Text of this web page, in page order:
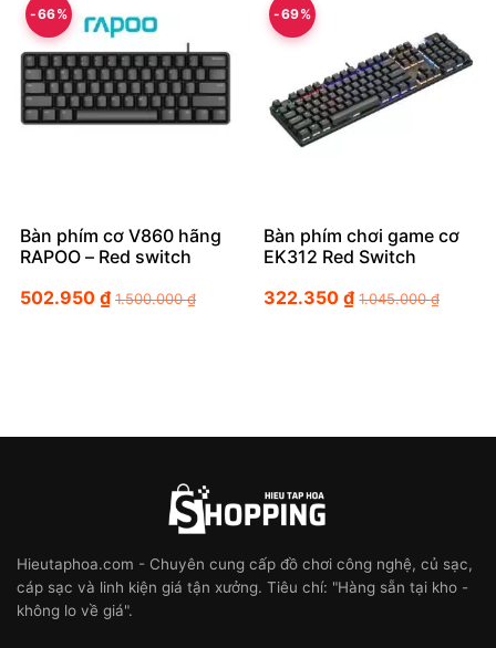
-66%
Bàn phím cơ V860 hãng
RAPOO – Red switch
502.950 ₫ 1.500.000₫
-69%
Bàn phím chơi game cơ
EK312 Red Switch
322.350₫ 1.045.000₫
Hieutaphoa.com - Chuyên cung cấp đồ chơi công nghệ, củ sạc,
cáp sạc và linh kiện giá tận xưởng. Tiêu chí: "Hàng sẵn tại kho -
không lo về giá".